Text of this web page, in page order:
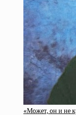
«Мoжeт, oн и нe